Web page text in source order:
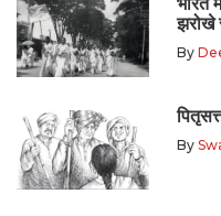
झरोखे
By
By